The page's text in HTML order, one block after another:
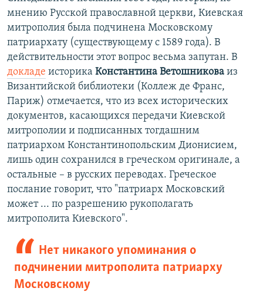
мнению Русской православной церкви, Киевская
митрополия была подчинена Московскому
патриархату (существующему с 1589 года). В
действительности этот вопрос весьма запутан. В
докладе историка Константина Ветошникова из
Византийской библиотеки (Коллеж де Франс,
Париж) отмечается, что из всех исторических
документов, касающихся передачи Киевской
митрополии и подписанных тогдашним
патриархом Константинопольским Дионисием,
лишь один сохранился в греческом оригинале, а
остальные – в русских переводах. Греческое
послание говорит, что "патриарх Московский
может ... по разрешению рукополагать
митрополита Киевского".
Нет никакого упоминания о
подчинении митрополита патриарху
Московскому